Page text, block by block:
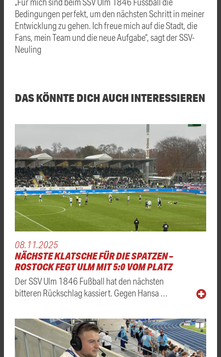
Bedingungen perfekt, um den nächsten Schritt in meiner
Entwicklung zu gehen. Ich freue mich auf die Stadt, die
Fans, mein Team und die neue Aufgabe“, sagt der SSV-
Neuling
DAS KÖNNTE DICH AUCH INTERESSIEREN
08.11.2025
NÄCHSTE KLATSCHE FÜR DIE SPATZEN –
ROSTOCK FEGT ULM MIT 5:0 VOM PLATZ
Der SSV Ulm 1846 Fußball hat den nächsten
bitteren Rückschlag kassiert. Gegen Hansa …